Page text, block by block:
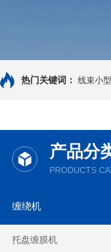
热门关键词： 线束小
产品分
PRODUCTS
缠绕机
托盘缠膜机